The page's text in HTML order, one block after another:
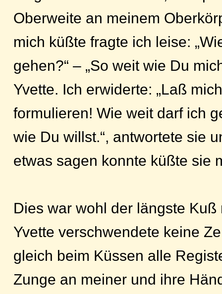
Oberweite an meinem
mich küßte fragte ich leise:
gehen?“ – „So weit wie Du
Yvette. Ich erwiderte: „Laß
formulieren! Wie weit darf ich
wie Du willst.“, antwortete sie
etwas sagen konnte küßte sie
Dies war wohl der längste
Yvette verschwendete keine
gleich beim Küssen alle
Zunge an meiner und ihre